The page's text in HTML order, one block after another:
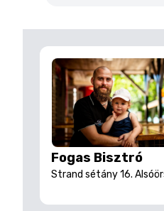
Fogas Bisztró
Strand sétány 16.